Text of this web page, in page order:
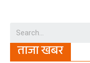
ताजा खबर